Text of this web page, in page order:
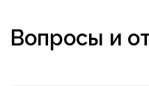
Вопросы и